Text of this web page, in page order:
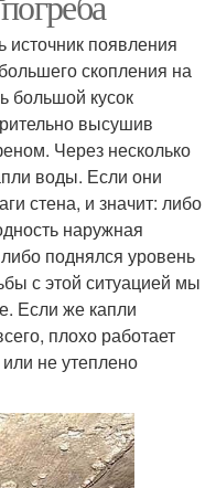
источник появления
скопления на
большой кусок
высушив
Через несколько
воды. Если они
стена, и значит: либо
наружная
поднялся уровень
с этой ситуацией мы
Если же капли
плохо работает
не утеплено